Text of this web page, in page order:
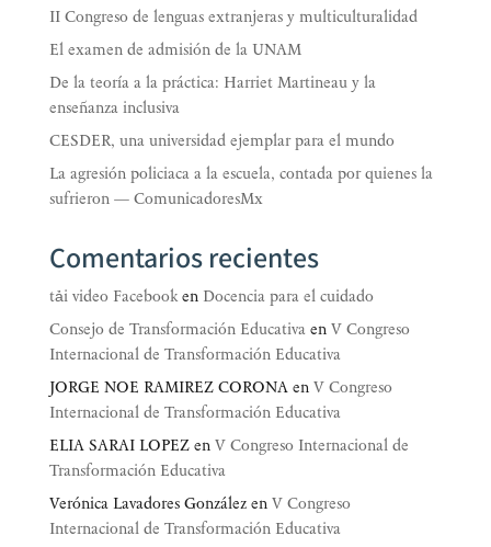
II Congreso de lenguas extranjeras y multiculturalidad
El examen de admisión de la UNAM
De la teoría a la práctica: Harriet Martineau y la
enseñanza inclusiva
CESDER, una universidad ejemplar para el mundo
La agresión policiaca a la escuela, contada por quienes la
sufrieron — ComunicadoresMx
Comentarios recientes
tải video Facebooken Docencia para el cuidado
Consejo de Transformación Educativaen V Congreso
Internacional de Transformación Educativa
JORGE NOE RAMIREZ CORONAen V Congreso
Internacional de Transformación Educativa
ELIA SARAI LOPEZen V Congreso Internacional de
Transformación Educativa
Verónica Lavadores Gonzálezen V Congreso
Internacional de Transformación Educativa